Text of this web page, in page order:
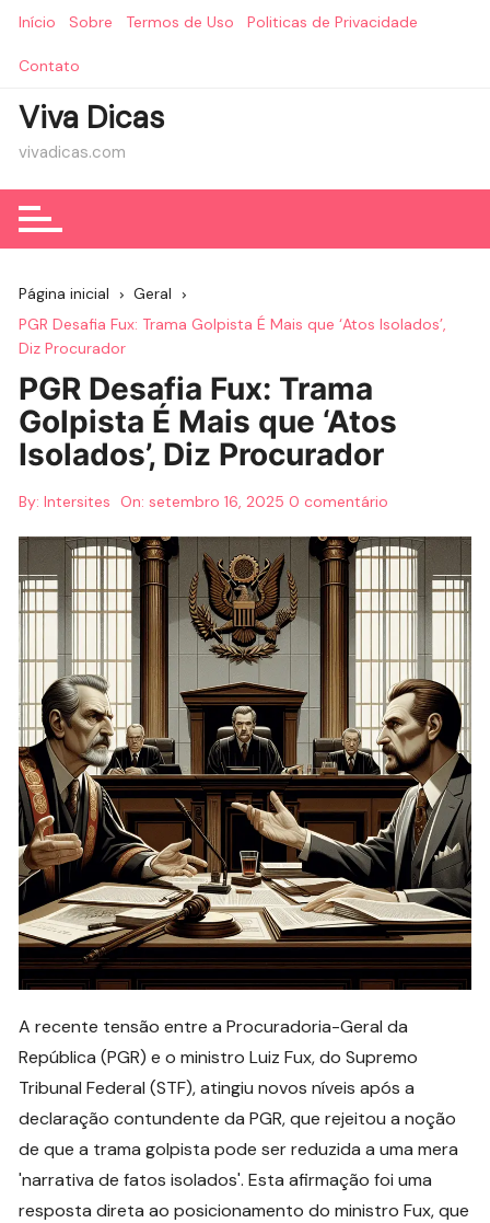
Início Sobre Termos de Uso Politicas de Privacidade
Contato
Viva Dicas
vivadicas.com
Página inicial
Geral
PGR Desafia Fux: Trama Golpista É Mais que ‘Atos Isolados’,
Diz Procurador
PGR Desafia Fux: Trama
Golpista É Mais que ‘Atos
Isolados’, Diz Procurador
By: Intersites On:setembro 16, 2025 0 comentário
A recente tensão entre a Procuradoria-Geral da
República (PGR) e o ministro Luiz Fux, do Supremo
Tribunal Federal (STF), atingiu novos níveis após a
declaração contundente da PGR, que rejeitou a noção
de que a trama golpista pode ser reduzida a uma mera
'narrativa de fatos isolados'. Esta afirmação foi uma
resposta direta ao posicionamento do ministro Fux, que